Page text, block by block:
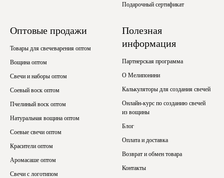
Подарочный сертификат
Оптовые продажи
Товары для свечеварения оптом
Вощина оптом
Свечи и наборы оптом
Соевый воск оптом
Пчелиный воск оптом
Натуральная вощина оптом
Соевые свечи оптом
Красители оптом
Аромасаше оптом
Свечи с логотипом
Полезная
информация
Партнерская программа
О Мелипонини
Калькуляторы для создания свечей
Онлайн-курс по созданию свечей
из вощины
Блог
Оплата и доставка
Возврат и обмен товара
Контакты